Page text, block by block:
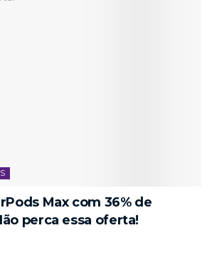
Max com 36% de
perca essa oferta!